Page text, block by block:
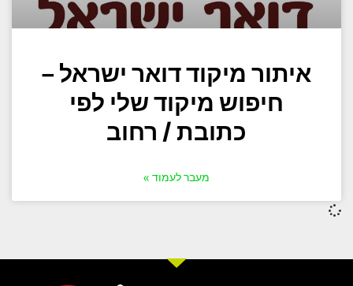
איתור מיקוד דואר ישראל –
חיפוש מיקוד שלי לפי
כתובת / רחוב
מעבר לעמוד »